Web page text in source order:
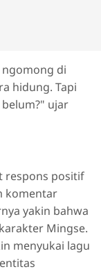
ngomong di
hidung. Tapi
ujar
respons positif
komentar
yakin bahwa
Mingse.
menyukai lagu